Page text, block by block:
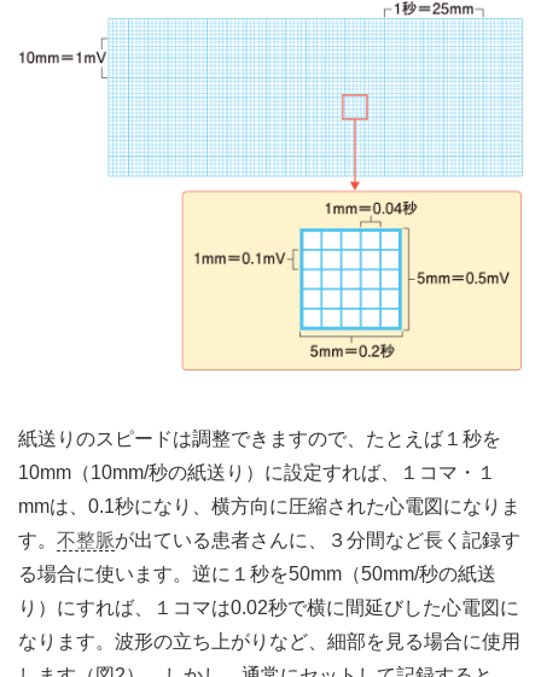
紙送りのスピードは調整できますので、たとえば１秒を
10mm（10mm/秒の紙送り）に設定すれば、１コマ・１
mmは、0.1秒になり、横方向に圧縮された心電図になりま
す。 不整脈が出ている患者さんに、３分間など長く記録す
る場合に使います。逆に１秒を50mm（50mm/秒の紙送
り）にすれば、１コマは0.02秒で横に間延びした心電図に
なります。波形の立ち上がりなど、細部を見る場合に使用